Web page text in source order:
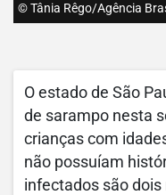
© Tânia Rêgo/Agência
O estado de São
de sarampo nesta
crianças com
não possuíam
infectados são